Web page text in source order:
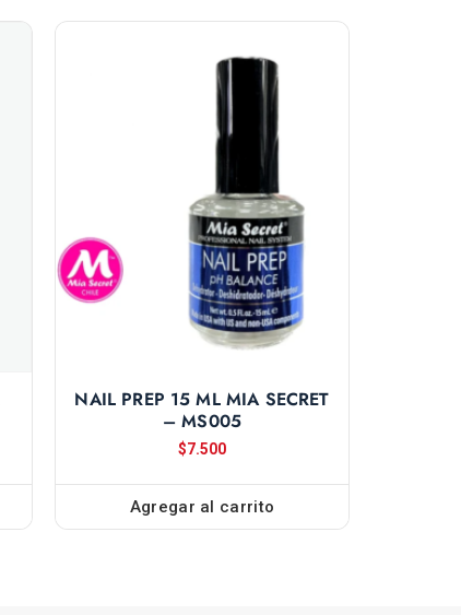
NAIL PREP 15 ML MIA SECRET
– MS005
$7.500
Agregar al carrito